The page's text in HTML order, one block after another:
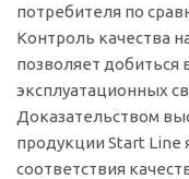
потребителя по
Контроль качества
позволяет добиться
эксплуатационных
Доказательством
продукции Start Line
соответствия